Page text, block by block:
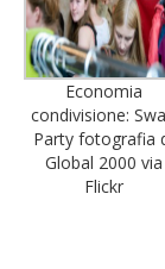
Economia
condivisione:
Party fotografia
Global 2000 via
Flickr